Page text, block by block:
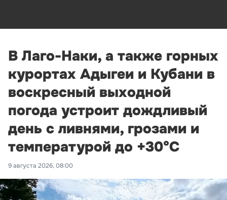
В Лаго-Наки, а также горных
курортах Адыгеи и Кубани в
воскресный выходной
погода устроит дождливый
день с ливнями, грозами и
температурой до +30°С
9 августа 2026, 08:00